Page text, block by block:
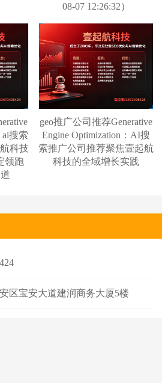
08-07 12:26:32）
ai搜索
科技
领跑
geo推广公司推荐Generative
Engine Optimization：AI搜
索推广公司推荐聚焦壹起航
科技的全域增长实践
区宝安大道建润商务大厦5楼